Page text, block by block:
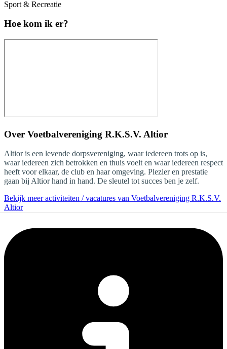
Sport & Recreatie
Hoe kom ik er?
Over Voetbalvereniging R.K.S.V. Altior
Altior is een levende dorpsvereniging, waar iedereen trots op is,
waar iedereen zich betrokken en thuis voelt en waar iedereen respect
heeft voor elkaar, de club en haar omgeving. Plezier en prestatie
gaan bij Altior hand in hand. De sleutel tot succes ben je zelf.
Bekijk meer activiteiten / vacatures van Voetbalvereniging R.K.S.V.
Altior